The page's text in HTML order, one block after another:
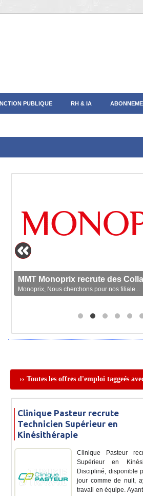
PUBLIQUE RH & IA
MMT Monoprix recrute des
Monoprix, Nous cherchons pour nos filiale...
›› Toutes les offres d'emploi taggeés
Clinique Pasteur recrute
Technicien Supérieur en
Kinésithérapie
Clinique Pasteur
Supérieur en
Discipliné, disponible
jour comme de nuit,
travail en équipe.